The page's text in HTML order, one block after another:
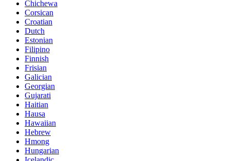
Chichewa
Corsican
Croatian
Dutch
Estonian
Filipino
Finnish
Frisian
Galician
Georgian
Gujarati
Haitian
Hausa
Hawaiian
Hebrew
Hmong
Hungarian